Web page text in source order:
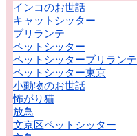
インコのお世話
キャットシッター
ブリランテ
ペットシッター
ペットシッターブリランテ
ペットシッター東京
小動物のお世話
怖がり猫
放鳥
文京区ペットシッター